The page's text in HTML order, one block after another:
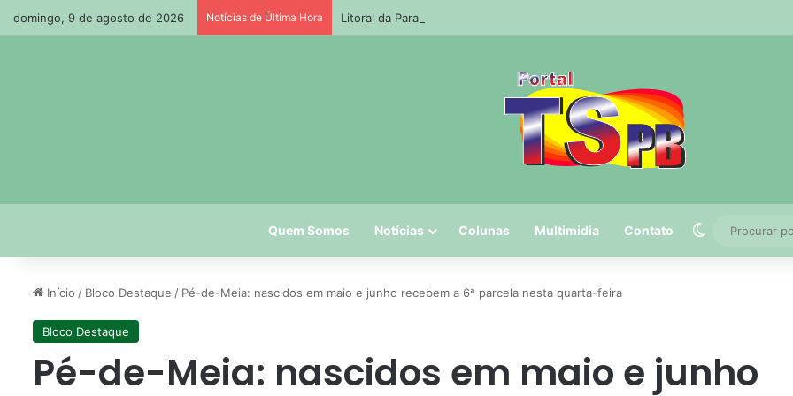
domingo, 9 de agosto de 2026 Notícias de Última Hora Litoral da Paraíba tem três trechos de praia impróprios para banho; veja quais
Quem Somos Notícias Colunas Multimidia Contato Switch skin
Início / Bloco Destaque / Pé-de-Meia: nascidos em maio e junho recebem a 6ª parcela nesta quarta-feira
Bloco Destaque
Pé-de-Meia: nascidos em maio e junho